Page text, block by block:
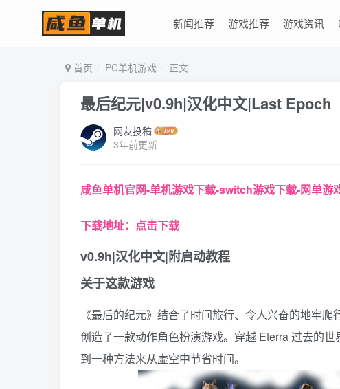
新闻推荐 游戏推荐 游戏资讯
首页 PC单机游戏 正文
最后纪元|v0.9h|汉化中文|Last Epoch
网友投稿
3年前更新
咸鱼单机官网-单机游戏下载-switch游戏下载-网单游
下载地址：点击下载
v0.9h|汉化中文|附启动教程
关于这款游戏
《最后的纪元》结合了时间旅行、令人兴奋的地牢
创造了一款动作角色扮演游戏。穿越 Eterra 过去的
到一种方法来从虚空中节省时间。